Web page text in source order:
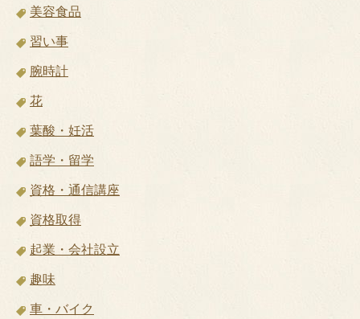
美容食品
習い事
腕時計
花
葉酸・妊活
語学・留学
資格・通信講座
資格取得
起業・会社設立
趣味
車・バイク